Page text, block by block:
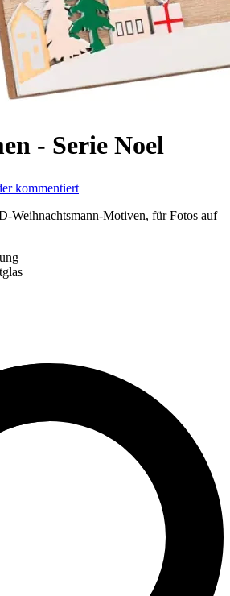
- Serie Noel
kommentiert
Weihnachtsmann-Motiven, für Fotos auf